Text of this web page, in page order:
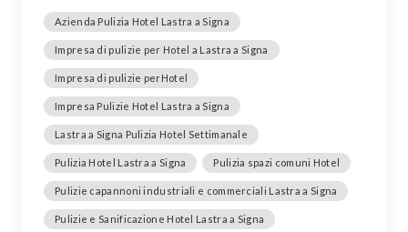
Azienda Pulizia Hotel Lastra a Signa
Impresa di pulizie per Hotel a Lastra a Signa
Impresa di pulizie perHotel
Impresa Pulizie Hotel Lastra a Signa
Lastra a Signa Pulizia Hotel Settimanale
Pulizia Hotel Lastra a Signa Pulizia spazi comuni Hotel
Pulizie capannoni industriali e commerciali Lastra a Signa
Pulizie e Sanificazione Hotel Lastra a Signa